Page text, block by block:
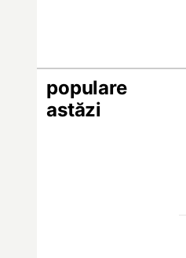
populare
astăzi